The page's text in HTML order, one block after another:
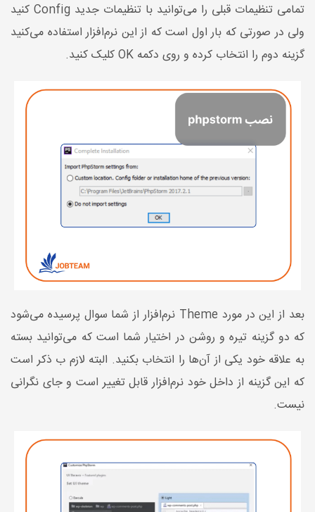
تمامی تنظیمات قبلی را می‌توانید با تنظیمات جدید Config کنید
ولی در صورتی که بار اول است که از این نرم‌افزار استفاده می‌کنید
گزینه دوم را انتخاب کرده و روی دکمه OK کلیک کنید.
بعد از این در مورد Theme نرم‌افزار از شما سوال پرسیده می‌شود
که دو گزینه تیره و روشن در اختیار شما است که می‌توانید بسته
به علاقه خود یکی از آن‌ها را انتخاب بکنید. البته لازم ب ذکر است
که این گزینه از داخل خود نرم‌افزار قابل تغییر است و جای نگرانی
نیست.